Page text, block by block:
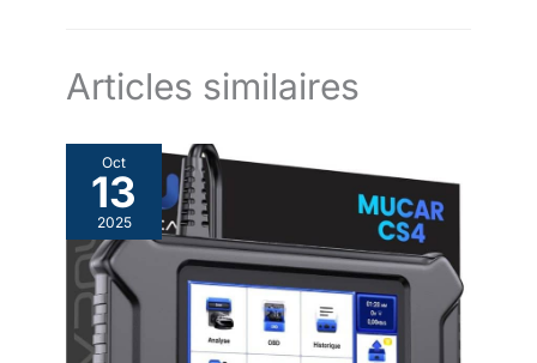
Articles similaires
Oct
13
2025